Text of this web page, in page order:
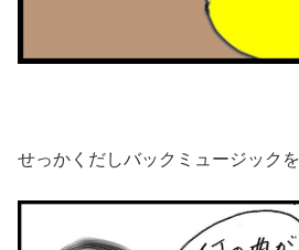
せっかくだしバックミュージック